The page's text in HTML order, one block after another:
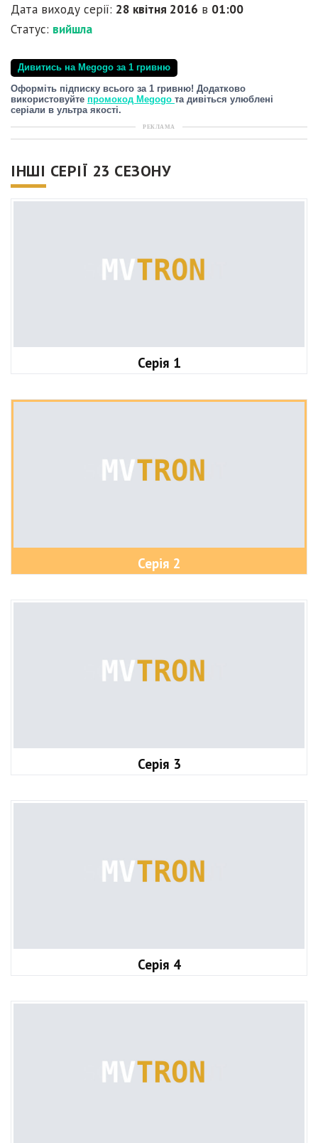
Дата виходу серії: 28 квітня 2016 в 01:00
Статус: вийшла
Дивитись на Megogo за 1 гривню
Оформіть підписку всього за 1 гривню! Додатково
використовуйте промокод Megogo та дивіться улюблені
серіали в ультра якості.
РЕКЛАМА
ІНШІ СЕРІЇ 23 СЕЗОНУ
Серія 1
Серія 2
Серія 3
Серія 4